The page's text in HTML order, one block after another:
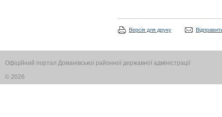
Версія для друку
Офіційний портал Доманівської районної державної адміністрації
© 2026